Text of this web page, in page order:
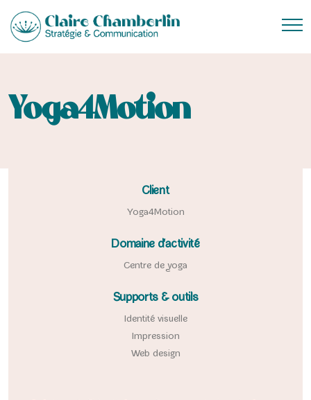
Yoga4Motion
Client
Yoga4Motion
Domaine d'activité
Centre de yoga
Supports & outils
Identité visuelle
Impression
Web design